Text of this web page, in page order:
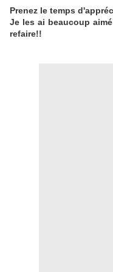
Prenez le temps
Je les ai beaucoup
refaire!!